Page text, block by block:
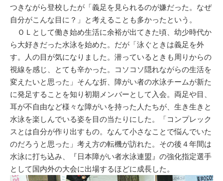
つきながら登校したが「義足を見られるのが嫌だった。なぜ
自分がこんな目に？」と考えることも多かったという。
ＯＬとして働き始め生活に余裕が出てきた頃、幼少時代か
ら大好きだった水泳を始めた。だが「泳ぐときは義足を外
す。人の目が気になりました。潜っているときも周りからの
視線を感じ、とても辛かった。コソコソ隠れながらの生活を
変えたいと思った」そんな折、障がい者の水泳チームが新た
に発足することを知り初期メンバーとして入会。両足や目、
耳が不自由など様々な障がいを持った人たちが、生き生きと
水泳を楽しんでいる姿を目の当たりにした。「コンプレック
スとは自分が作り出すもの。なんて小さなことで悩んでいた
のだろうと思った」考え方の転機が訪れた。その後４年間は
水泳に打ち込み、『日本障がい者水泳連盟』の強化指定選手
として国内外の大会に出場するほどに成長した。